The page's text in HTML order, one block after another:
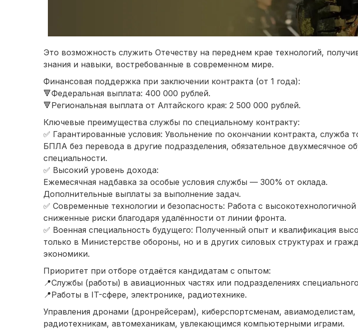
Это возможность служить Отечеству на переднем крае технологий,
знания и навыки, востребованные в современном мире.
Финансовая поддержка при заключении контракта (от 1 года):
🔻Федеральная выплата: 400 000 рублей.
🔻Региональная выплата от Алтайского края: 2 500 000 рублей.
Ключевые преимущества службы по специальному контракту:
✅ Гарантированные условия: Увольнение по окончании контракта, служба
БПЛА без перевода в другие подразделения, обязательное двухмесячное
специальности.
✅ Высокий уровень дохода:
Ежемесячная надбавка за особые условия службы — 300% от оклада.
Дополнительные выплаты за выполнение задач.
✅ Современные технологии и безопасность: Работа с
сниженные риски благодаря удалённости от линии фронта.
✅ Военная специальность будущего: Полученный опыт и квалификация
только в Министерстве обороны, но и в других силовых структурах и
экономики.
Приоритет при отборе отдаётся кандидатам с опытом:
📍Службы (работы) в авиационных частях или подразделениях
📍Работы в IT-сфере, электронике, радиотехнике.
Управления дронами (дронрейсерам), киберспортсменам,
радиотехникам, автомеханикам, увлекающимся компьютерными играми.